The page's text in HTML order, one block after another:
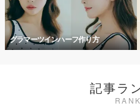
グラマーツインハーフ作り方
記事ラ